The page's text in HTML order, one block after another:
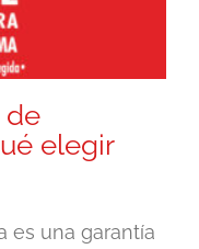
de
elegir
es una garantía